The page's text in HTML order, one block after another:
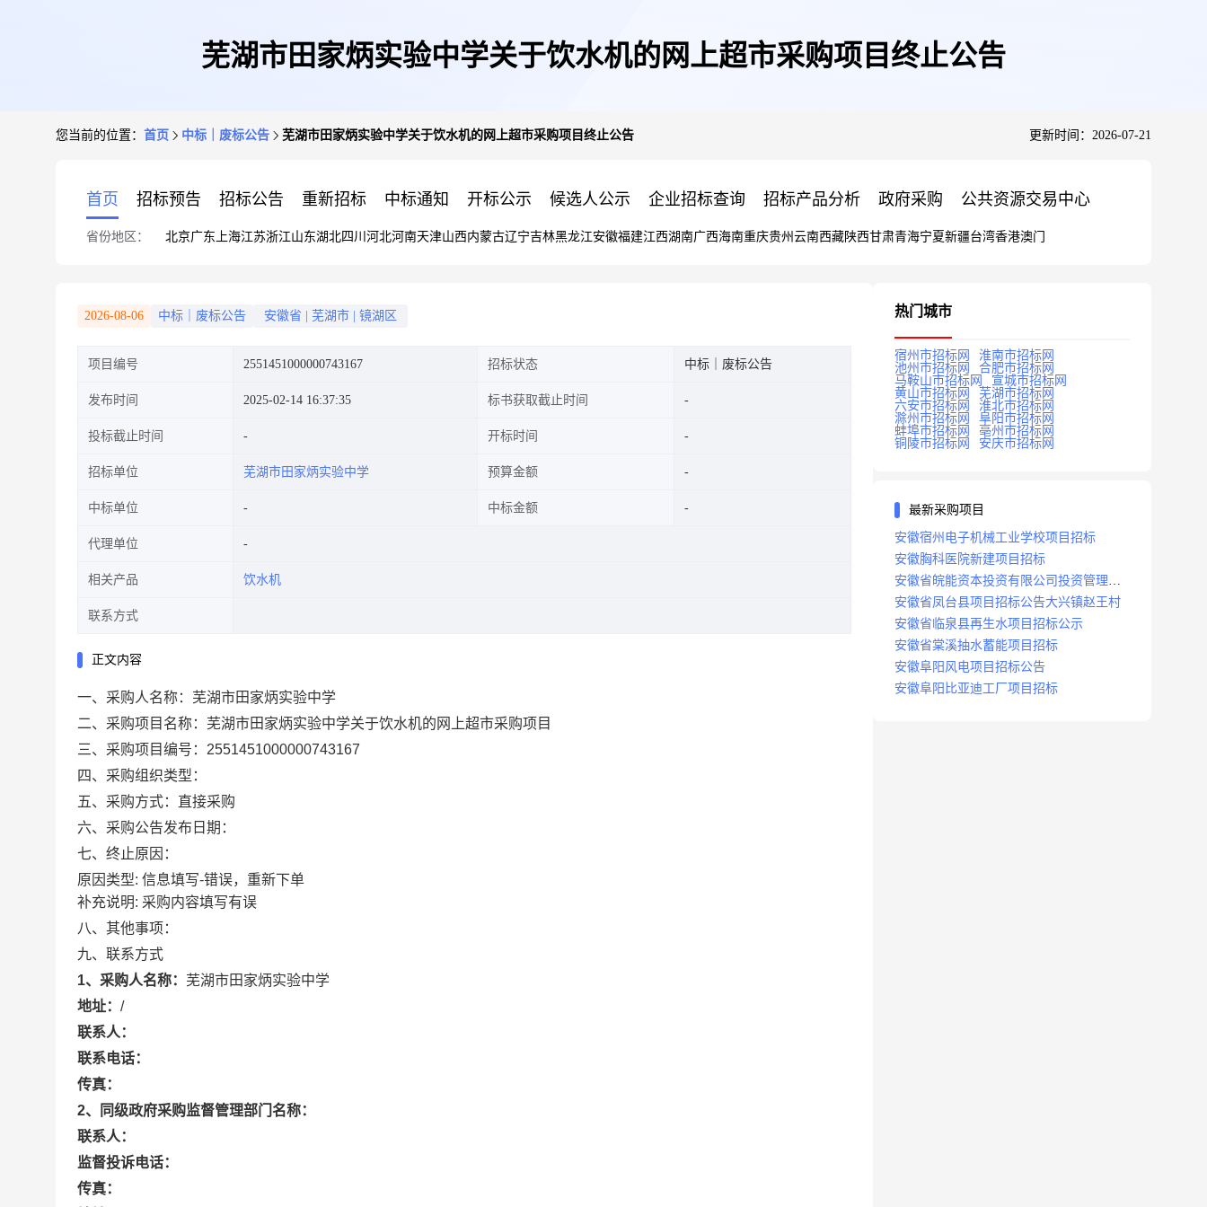
芜湖市田家炳实验中学关于饮水机的网上超市采购项目终止公告
您当前的位置： 首页 中标｜废标公告 芜湖市田家炳实验中学关于饮水机的网上超市采购项目终止公告 更新时间：2026-07-21
首页 招标预告 招标公告 重新招标 中标通知 开标公示 候选人公示 企业招标查询 招标产品分析 政府采购 公共资源交易中心
省份地区： 北京广东 上海江苏浙江山东湖北四川 河北河南天津山西内蒙古辽宁吉林黑龙江安徽福建江西湖南广西海南重庆贵州 云南西藏陕西甘肃青海宁夏新疆台湾香港澳门
2026-08-06 中标｜废标公告 安徽省 芜湖市 镜湖区
项目编号 2551451000000743167 招标状态 中标｜废标公告
发布时间 2025-02-14 16:37:35 标书获取截止时间
投标截止时间 开标时间
招标单位 芜湖市田家炳实验中学 预算金额
中标单位 中标金额
代理单位
相关产品 饮水机
联系方式
正文内容
一、采购人名称： 芜湖市田家炳实验中学
二、采购项目名称： 芜湖市田家炳实验中学关于饮水机的网上超市采购项目
三、采购项目编号： 2551451000000743167
四、采购组织类型：
五、采购方式： 直接采购
六、采购公告发布日期：
七、终止原因：
原因类型: 信息填写-错误，重新下单
补充说明: 采购内容填写有误
八、其他事项：
九、联系方式
1、采购人名称： 芜湖市田家炳实验中学
地址： /
联系人：
联系电话：
传真：
2、同级政府采购监督管理部门名称：
联系人：
监督投诉电话：
传真：
热门城市
宿州市招标网
淮南市招标网
池州市招标网
合肥市招标网
马鞍山市招标网
宣城市招标网
黄山市招标网
芜湖市招标网
六安市招标网
淮北市招标网
滁州市招标网
阜阳市招标网
蚌埠市招标网
亳州市招标网
铜陵市招标网
安庆市招标网
最新采购项目
安徽宿州电子机械工业学校项目招标
安徽胸科医院新建项目招标
安徽省皖能资本投资有限公司投资管理系
统建设项目招标
安徽省凤台县项目招标公告大兴镇赵王村
安徽省临泉县再生水项目招标公示
安徽省棠溪抽水蓄能项目招标
安徽阜阳风电项目招标公告
安徽阜阳比亚迪工厂项目招标